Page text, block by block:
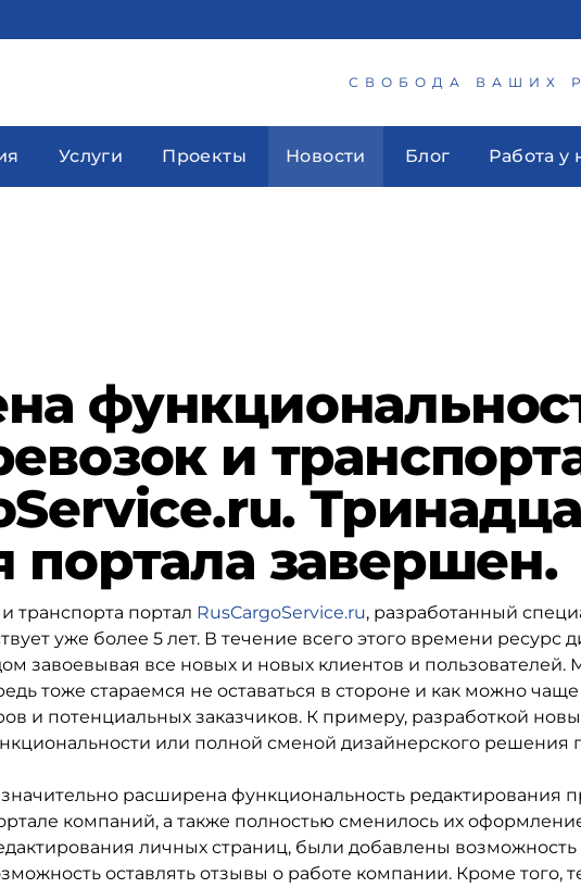
СВОБОДА ВАШИХ
Услуги Проекты Новости Блог Работа у
и
портала завершен.
транспорта портал RusCargoService.ru, разработанный
уже более 5 лет. В течение всего этого времени ресурс
завоевывая все новых и новых клиентов и пользователей.
тоже стараемся не оставаться в стороне и как можно
и потенциальных заказчиков. К примеру, разработкой
или полной сменой дизайнерского решения
расширена функциональность редактирования
компаний, а также полностью сменилось их
личных страниц, были добавлены
оставлять отзывы о работе компании. Кроме того,